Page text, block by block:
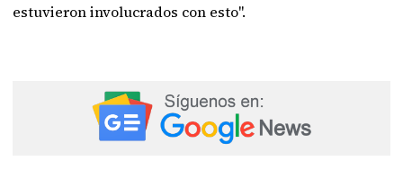
estuvieron involucrados con esto".